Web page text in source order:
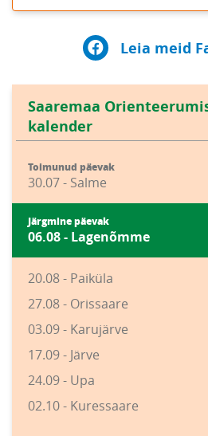
Leia meid
Saaremaa
kalender
Toimunud päevak
30.07 - Salme
Järgmine päevak
06.08 - Lagenõmme
20.08 - Paiküla
27.08 - Orissaare
03.09 - Karujärve
17.09 - Järve
24.09 - Upa
02.10 - Kuressaare